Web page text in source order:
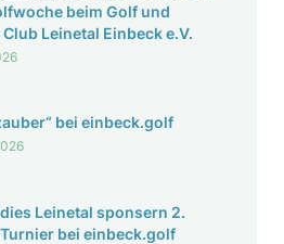
beim Golf und
Leinetal Einbeck e.V.
bei einbeck.golf
Leinetal spon­sern 2.
Turnier bei einbeck.golf